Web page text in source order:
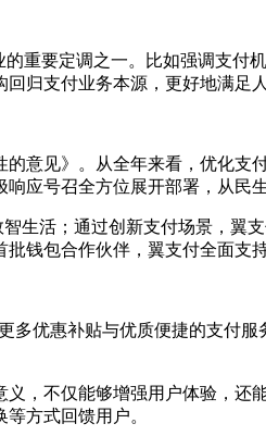
重要定调之一。比如强调支
归支付业务本源，更好地满足
意见》。从全年来看，优化
应号召全方位展开部署，从民
生活；通过创新支付场景，
钱包合作伙伴，翼支付全面支
优惠补贴与优质便捷的支付
，不仅能够增强用户体验，
方式回馈用户。